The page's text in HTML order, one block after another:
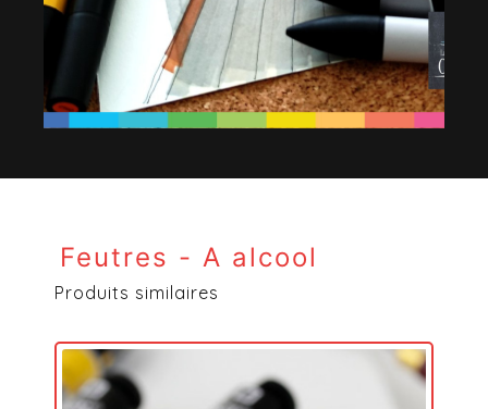
Feutres - A alcool
Produits similaires